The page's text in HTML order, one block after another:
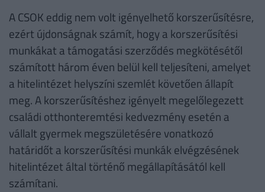
A CSOK eddig nem volt igényelhető korszerűsítésre,
ezért újdonságnak számít, hogy a korszerűsítési
munkákat a támogatási szerződés megkötésétől
számított három éven belül kell teljesíteni, amelyet
a hitelintézet helyszíni szemlét követően állapít
meg. A korszerűsítéshez igényelt megelőlegezett
családi otthonteremtési kedvezmény esetén a
vállalt gyermek megszületésére vonatkozó
határidőt a korszerűsítési munkák elvégzésének
hitelintézet által történő megállapításától kell
számítani.